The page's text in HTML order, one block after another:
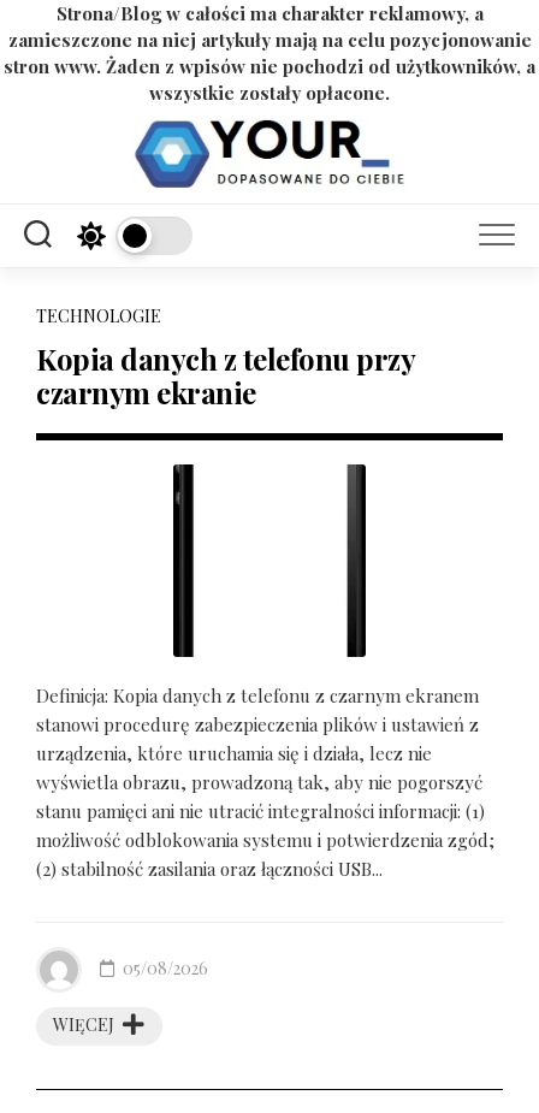
Strona/Blog w całości ma charakter reklamowy, a
zamieszczone na niej artykuły mają na celu pozycjonowanie
stron www. Żaden z wpisów nie pochodzi od użytkowników, a
wszystkie zostały opłacone.
TECHNOLOGIE
Kopia danych z telefonu przy
czarnym ekranie
Definicja: Kopia danych z telefonu z czarnym ekranem
stanowi procedurę zabezpieczenia plików i ustawień z
urządzenia, które uruchamia się i działa, lecz nie
wyświetla obrazu, prowadzoną tak, aby nie pogorszyć
stanu pamięci ani nie utracić integralności informacji: (1)
możliwość odblokowania systemu i potwierdzenia zgód;
(2) stabilność zasilania oraz łączności USB...
WIĘCEJ
05/08/2026